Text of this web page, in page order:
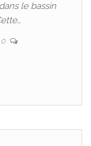
le bassin
0